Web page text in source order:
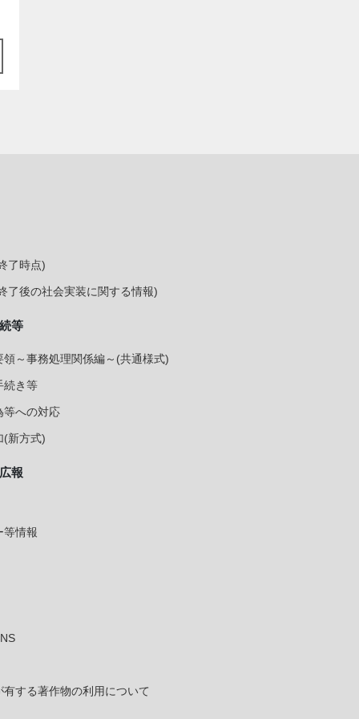
了時点)
了後の社会実装に関する情報)
等
～事務処理関係編～(共通様式)
続き等
等への対応
(新方式)
報
等情報
する著作物の利用について